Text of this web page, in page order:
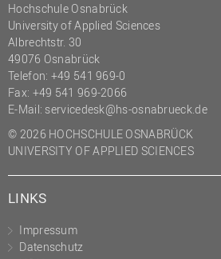
Hochschule Osnabrück
University of Applied Sciences
Albrechtstr. 30
49076 Osnabrück
Telefon: +49 541 969-0
Fax: +49 541 969-2066
E-Mail: servicedesk@hs-osnabrueck.de
© 2026 HOCHSCHULE OSNABRÜCK
UNIVERSITY OF APPLIED SCIENCES
LINKS
Impressum
Datenschutz